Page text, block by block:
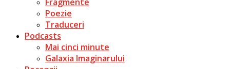
Poezie
Traduceri
Podcasts
Mai cinci minute
Galaxia Imaginarului